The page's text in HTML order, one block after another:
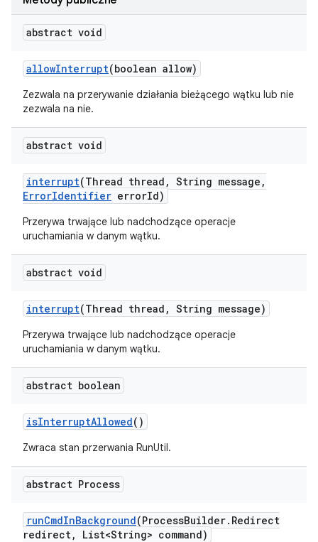
abstract void
allowInterrupt(boolean allow)
Zezwala na przerywanie działania bieżącego wątku lub nie
zezwala na nie.
abstract void
interrupt(Thread thread , String message ,
ErrorIdentifier errorId)
Przerywa trwające lub nadchodzące operacje
uruchamiania w danym wątku.
abstract void
interrupt(Thread thread , String message)
Przerywa trwające lub nadchodzące operacje
uruchamiania w danym wątku.
abstract boolean
isInterruptAllowed()
Zwraca stan przerwania RunUtil.
abstract Process
runCmdInBackground(ProcessBuilder. Redirect
redirect, List<String> command)